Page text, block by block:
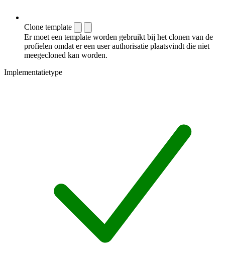
Clone template
Er moet een template worden gebruikt bij het clonen van de
profielen omdat er een user authorisatie plaatsvindt die niet
meegecloned kan worden.
Implementatietype